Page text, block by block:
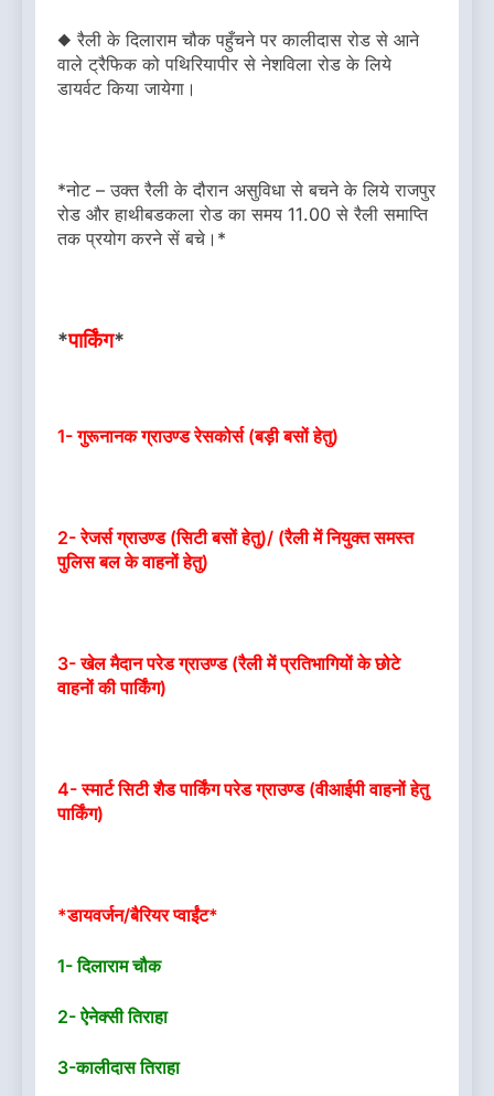
◆ रैली के दिलाराम चौक पहुँचने पर कालीदास रोड से आने
वाले ट्रैफिक को पथिरियापीर से नेशविला रोड के लिये
डायर्वट किया जायेगा।
*नोट – उक्त रैली के दौरान असुविधा से बचने के लिये राजपुर
रोड और हाथीबडकला रोड का समय 11.00 से रैली समाप्ति
तक प्रयोग करने सें बचे।*
*पार्किंग*
1- गुरूनानक ग्राउण्ड रेसकोर्स (बड़ी बसों हेतु)
2- रेजर्स ग्राउण्ड (सिटी बसों हेतु)/ (रैली में नियुक्त समस्त
पुलिस बल के वाहनों हेतु)
3- खेल मैदान परेड ग्राउण्ड (रैली में प्रतिभागियों के छोटे
वाहनों की पार्किंग)
4- स्मार्ट सिटी शैड पार्किंग परेड ग्राउण्ड (वीआईपी वाहनों हेतु
पार्किंग)
*डायवर्जन/बैरियर प्वाईंट*
1- दिलाराम चौक
2- ऐनेक्सी तिराहा
3-कालीदास तिराहा